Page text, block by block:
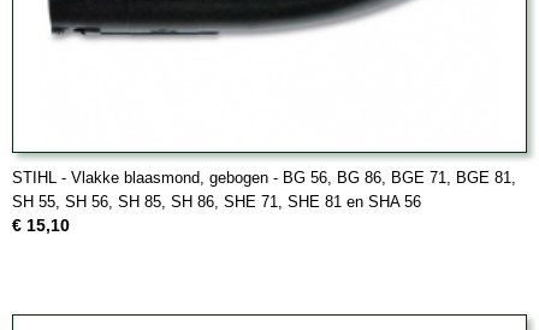
STIHL - Vlakke blaasmond, gebogen - BG 56, BG 86, BGE 71, BGE 81,
SH 55, SH 56, SH 85, SH 86, SHE 71, SHE 81 en SHA 56
€ 15,10